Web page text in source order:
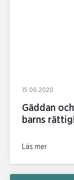
15.06.2020
Gäddan
barns
Läs mer